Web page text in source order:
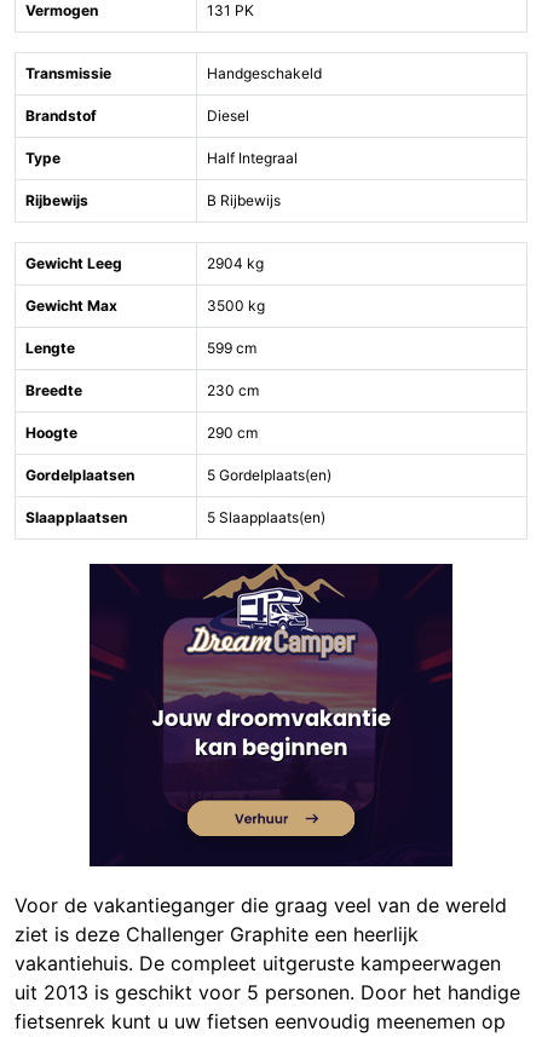
Vermogen 131 PK
Transmissie Handgeschakeld
Brandstof Diesel
Type Half Integraal
Rijbewijs B Rijbewijs
Gewicht Leeg 2904 kg
Gewicht Max 3500 kg
Lengte 599 cm
Breedte 230 cm
Hoogte 290 cm
Gordelplaatsen 5 Gordelplaats(en)
Slaapplaatsen 5 Slaapplaats(en)
Voor de vakantieganger die graag veel van de wereld
ziet is deze Challenger Graphite een heerlijk
vakantiehuis. De compleet uitgeruste kampeerwagen
uit 2013 is geschikt voor 5 personen. Door het handige
fietsenrek kunt u uw fietsen eenvoudig meenemen op